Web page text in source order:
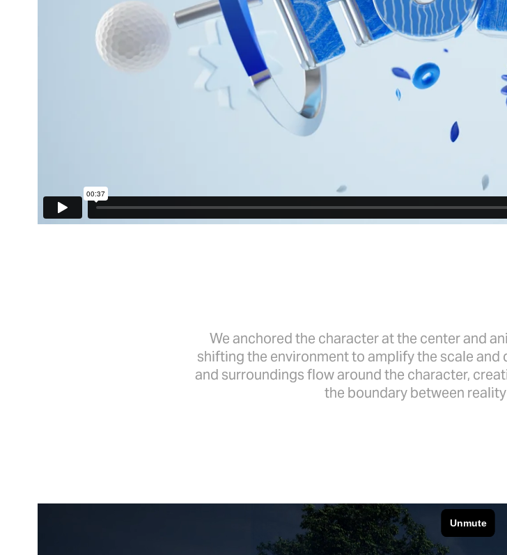
We anchored the character at the center and
shifting the environment to amplify the scale and
and surroundings flow around the character,
the boundary between